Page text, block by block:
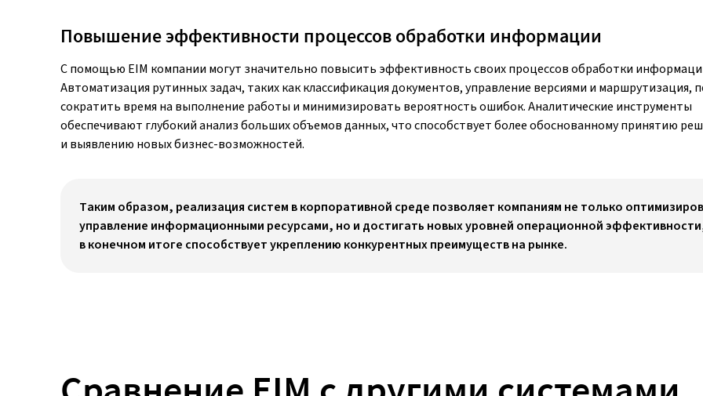
Повышение эффективности процессов обработки информации
С помощью EIM компании могут значительно повысить эффективность своих процессов обработки
Автоматизация рутинных задач, таких как классификация документов, управление версиями и маршрутизация,
сократить время на выполнение работы и минимизировать вероятность ошибок. Аналитические инструменты
обеспечивают глубокий анализ больших объемов данных, что способствует более обоснованному принятию
и выявлению новых бизнес-возможностей.
Таким образом, реализация систем в корпоративной среде позволяет компаниям не только
управление информационными ресурсами, но и достигать новых уровней операционной
в конечном итоге способствует укреплению конкурентных преимуществ на рынке.